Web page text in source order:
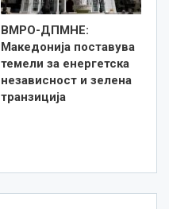
ВМРО-ДПМНЕ:
Македонија поставува
темели за енергетска
независност и зелена
транзиција